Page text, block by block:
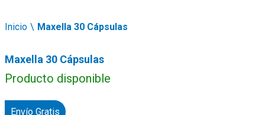
Inicio Maxella 30 Cápsulas
Maxella 30 Cápsulas
Producto disponible
Envío Gratis